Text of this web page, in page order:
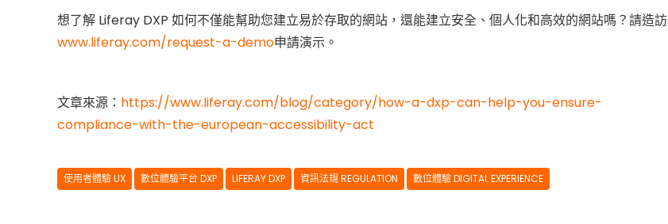
想了解 Liferay DXP 如何不僅能幫助您建立易於存取的網站，還能建立安全、個人化和高效的網站嗎？請造訪
www.liferay.com/request-a-demo申請演示。
文章來源： https://www.liferay.com/blog/category/how-a-dxp-can-help-you-ensure-
compliance-with-the-european-accessibility-act
使用者體驗 UX 數位體驗平台 DXP LIFERAY DXP 資訊法規 REGULATION 數位體驗 DIGITAL EXPERIENCE